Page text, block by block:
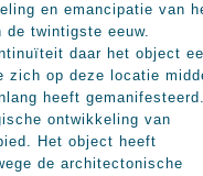
en emancipatie van
de twintigste eeuw.
daar het object
zich op deze locatie
heeft
ontwikkeling van
Het object heeft
de architectonische